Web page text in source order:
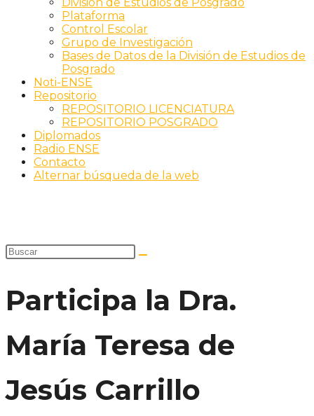
Plataforma
Control Escolar
Grupo de Investigación
Bases de Datos de la División de Estudios de
Posgrado
Noti-ENSE
Repositorio
REPOSITORIO LICENCIATURA
REPOSITORIO POSGRADO
Diplomados
Radio ENSE
Contacto
Alternar búsqueda de la web
Participa la Dra.
María Teresa de
Jesús Carrillo